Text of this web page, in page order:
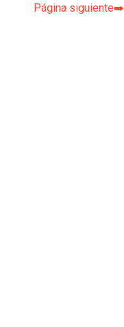
Página siguiente➡️